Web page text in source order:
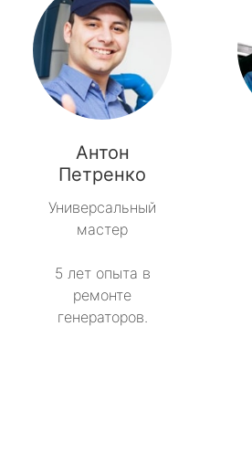
Антон
Петренко
Универсальный
мастер
5 лет опыта в
ремонте
генераторов.